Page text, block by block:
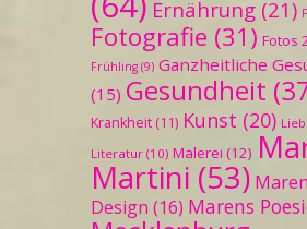
Ernährung (21)
Fotografie (31) Fotos
Frühling (9) Ganzheitliche
(15) Gesundheit
Krankheit (11) Kunst (20)
Literatur (10) Malerei (12)
Martini (53)
Design (16) Marens